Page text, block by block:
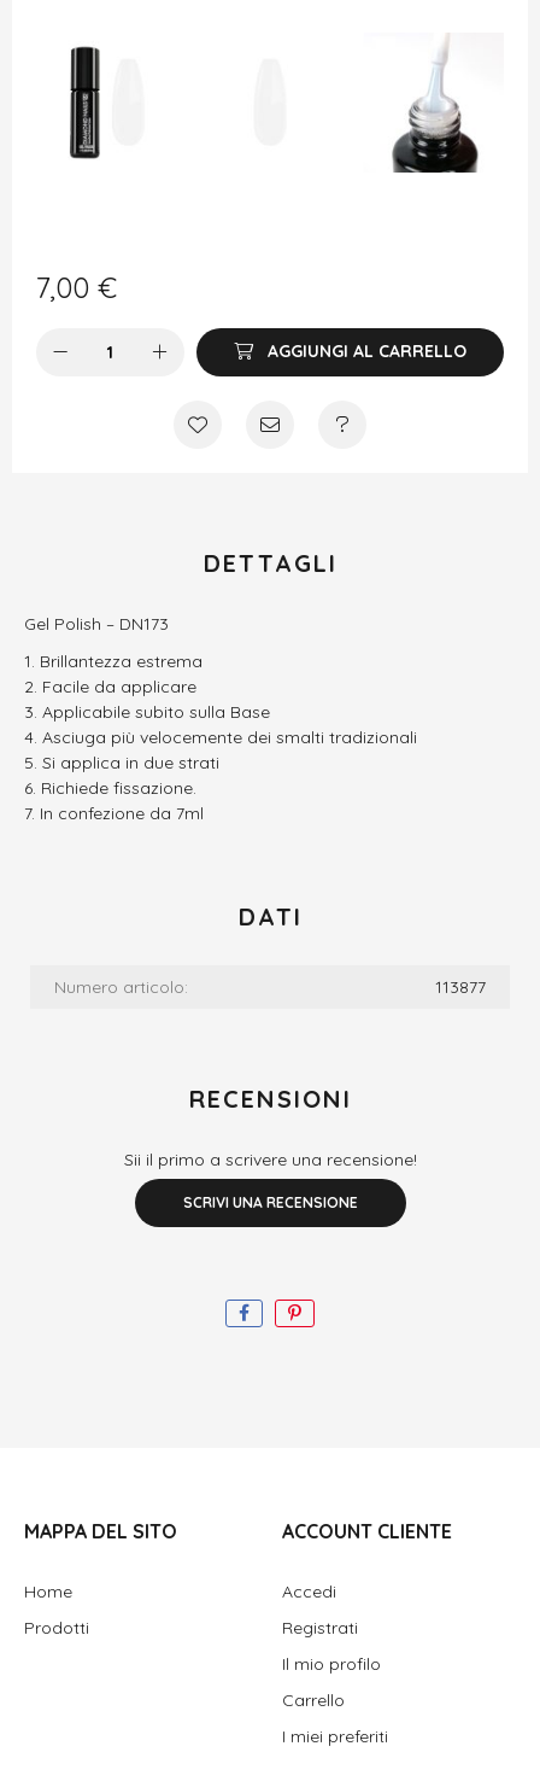
7,00 €
AGGIUNGI AL CARRELLO
DETTAGLI
Gel Polish – DN173
Brillantezza estrema
Facile da applicare
Applicabile subito sulla Base
Asciuga più velocemente dei smalti tradizionali
Si applica in due strati
Richiede fissazione.
In confezione da 7ml
DATI
Numero articolo: 113877
RECENSIONI
Sii il primo a scrivere una recensione!
SCRIVI UNA RECENSIONE
MAPPA DEL SITO
Home
Prodotti
ACCOUNT CLIENTE
Accedi
Registrati
Il mio profilo
Carrello
I miei preferiti